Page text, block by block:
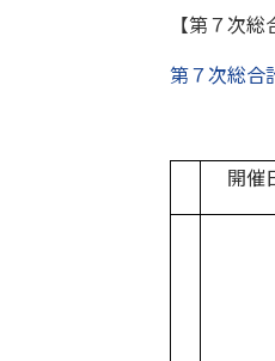
【第７次
第７次総合
開催